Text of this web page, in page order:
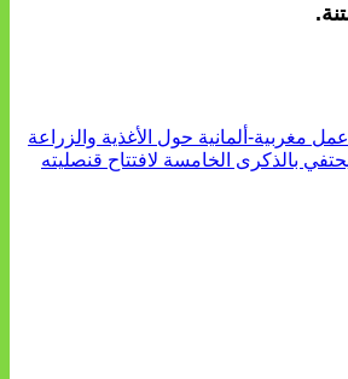
ألمانية حول الأغذية والزراعة
بالذكرى الخامسة لافتتاح قنصليته